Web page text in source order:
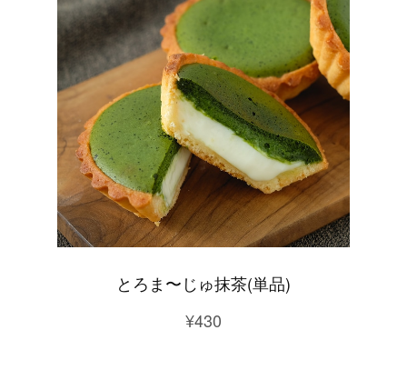
とろま〜じゅ抹茶(単品)
¥430